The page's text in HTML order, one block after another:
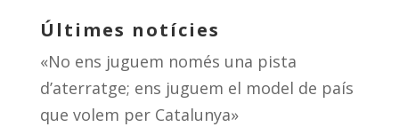
Últimes notícies
«No ens juguem només una pista
d’aterratge; ens juguem el model de país
que volem per Catalunya»